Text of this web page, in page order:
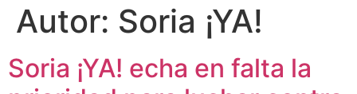
Autor: Soria ¡YA!
Soria ¡YA! echa en falta la